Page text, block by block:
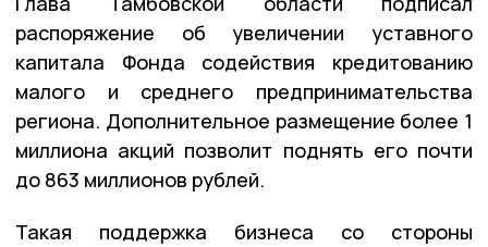
распоряжение об увеличении уставного
капитала Фонда содействия кредитованию
малого и среднего предпринимательства
региона. Дополнительное размещение более 1
миллиона акций позволит поднять его почти
до 863 миллионов рублей.
Такая поддержка бизнеса со стороны